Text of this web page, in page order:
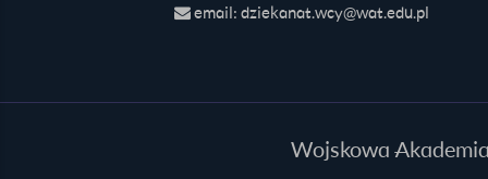
email: dziekanat.wcy@wat.edu.pl
Wojskowa